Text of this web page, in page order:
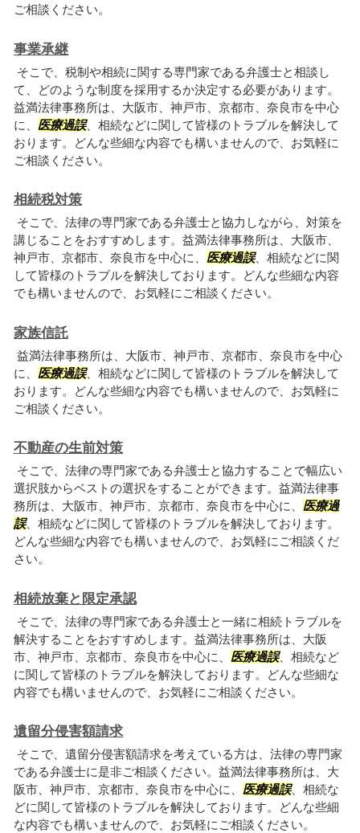
ご相談ください。
事業承継
そこで、税制や相続に関する専門家である弁護士と相談し
て、どのような制度を採用するか決定する必要があります。
益満法律事務所は、大阪市、神戸市、京都市、奈良市を中心
に、 医療過誤、相続などに関して皆様のトラブルを解決して
おります。どんな些細な内容でも構いませんので、お気軽に
ご相談ください。
相続税対策
そこで、法律の専門家である弁護士と協力しながら、対策を
講じることをおすすめします。益満法律事務所は、大阪市、
神戸市、京都市、奈良市を中心に、 医療過誤、相続などに関
して皆様のトラブルを解決しております。どんな些細な内容
でも構いませんので、お気軽にご相談ください。
家族信託
益満法律事務所は、大阪市、神戸市、京都市、奈良市を中心
に、 医療過誤、相続などに関して皆様のトラブルを解決して
おります。どんな些細な内容でも構いませんので、お気軽に
ご相談ください。
不動産の生前対策
そこで、法律の専門家である弁護士と協力することで幅広い
選択肢からベストの選択をすることができます。益満法律事
務所は、大阪市、神戸市、京都市、奈良市を中心に、 医療過
誤、相続などに関して皆様のトラブルを解決しております。
どんな些細な内容でも構いませんので、お気軽にご相談くだ
さい。
相続放棄と限定承認
そこで、法律の専門家である弁護士と一緒に相続トラブルを
解決することをおすすめします。益満法律事務所は、大阪
市、神戸市、京都市、奈良市を中心に、 医療過誤、相続など
に関して皆様のトラブルを解決しております。どんな些細な
内容でも構いませんので、お気軽にご相談ください。
遺留分侵害額請求
そこで、遺留分侵害額請求を考えている方は、法律の専門家
である弁護士に是非ご相談ください。益満法律事務所は、大
阪市、神戸市、京都市、奈良市を中心に、 医療過誤、相続な
どに関して皆様のトラブルを解決しております。どんな些細
な内容でも構いませんので、お気軽にご相談ください。